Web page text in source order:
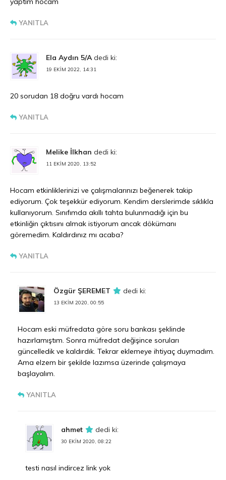
YANITLA
Ela Aydın 5/A dedi ki:
19 EKIM 2022, 14:31
20 sorudan 18 doğru vardı hocam
YANITLA
Melike İlkhan dedi ki:
11 EKIM 2020, 13:52
Hocam etkinliklerinizi ve çalışmalarınızı beğenerek takip
ediyorum. Çok teşekkür ediyorum. Kendim derslerimde sıklıkla
kullanıyorum. Sınıfımda akıllı tahta bulunmadığı için bu
etkinliğin çıktısını almak istiyorum ancak dökümanı
göremedim. Kaldırdınız mı acaba?
YANITLA
Özgür ŞEREMET dedi ki:
13 EKIM 2020, 00:55
Hocam eski müfredata göre soru bankası şeklinde
hazırlamıştım. Sonra müfredat değişince soruları
güncelledik ve kaldırdık. Tekrar eklemeye ihtiyaç duymadım.
Ama elzem bir şekilde lazımsa üzerinde çalışmaya
başlayalım.
YANITLA
ahmet dedi ki:
30 EKIM 2020, 08:22
testi nasıl indircez link yok